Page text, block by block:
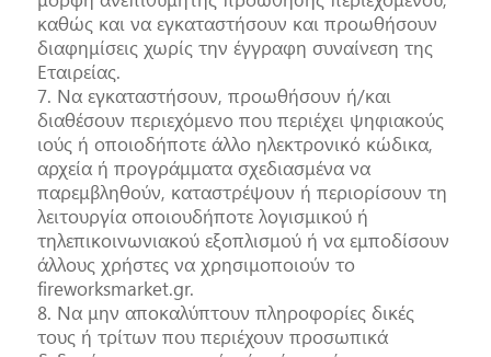
καθώς και να εγκαταστήσουν και προωθήσουν
διαφημίσεις χωρίς την έγγραφη συναίνεση της
Εταιρείας.
7. Να εγκαταστήσουν, προωθήσουν ή/και
διαθέσουν περιεχόμενο που περιέχει ψηφιακούς
ιούς ή οποιοδήποτε άλλο ηλεκτρονικό κώδικα,
αρχεία ή προγράμματα σχεδιασμένα να
παρεμβληθούν, καταστρέψουν ή περιορίσουν τη
λειτουργία οποιουδήποτε λογισμικού ή
τηλεπικοινωνιακού εξοπλισμού ή να εμποδίσουν
άλλους χρήστες να χρησιμοποιούν το
fireworksmarket.gr.
8. Να μην αποκαλύπτουν πληροφορίες δικές
τους ή τρίτων που περιέχουν προσωπικά